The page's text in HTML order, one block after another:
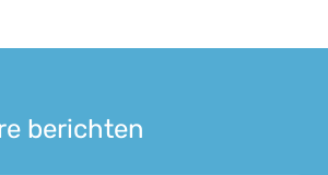
berichten